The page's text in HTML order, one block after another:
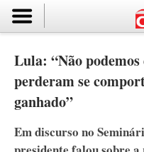
Lula: “Não
perderam se
ganhado”
Em discurso no